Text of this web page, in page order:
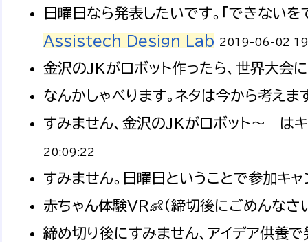
日曜日なら発表したいです。「できないを
Assistech Design Lab 2019-06-02
金沢のJKがロボット作ったら、世界大会
なんかしゃべります。ネタは今から考えま
すみません、金沢のJKがロボット～ は
20:09:22
すみません。日曜日ということで参加
赤ちゃん体験VR👶（締切後にごめんな
締め切り後にすみません、アイデア供養